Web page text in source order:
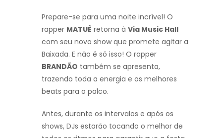
Prepare-se para uma noite incrível! O
rapper MATUÊ retorna à Via Music Hall
com seu novo show que promete agitar a
Baixada. E não é só isso! O rapper
BRANDÃO também se apresenta,
trazendo toda a energia e os melhores
beats para o palco.
Antes, durante os intervalos e após os
shows, DJs estarão tocando o melhor de